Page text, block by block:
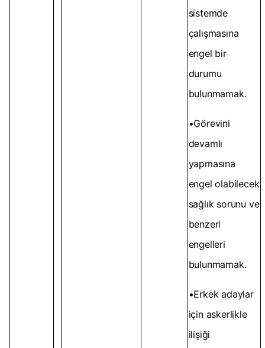
sistemde
çalışmasına
engel bir
durumu
bulunmamak.
•Görevini
devamlı
yapmasına
engel olabilecek
sağlık sorunu ve
benzeri
engelleri
bulunmamak.
•Erkek adaylar
için askerlikle
ilişiği